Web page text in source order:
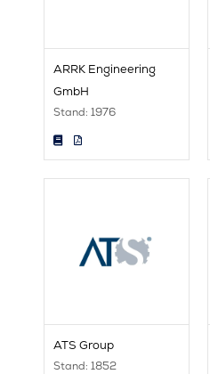
ARRK Engineering
GmbH
Stand: 1976
ATS Group
Stand: 1852